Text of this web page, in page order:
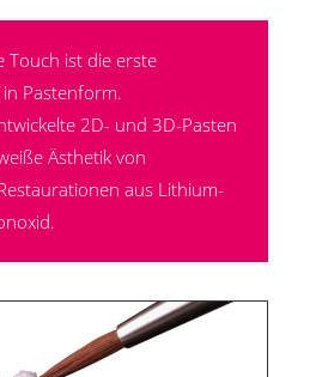
Touch ist die erste
Pastenform.
2D- und 3D-Pasten
Ästhetik von
aus Lithium-